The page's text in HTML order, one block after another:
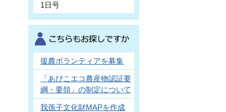
1日号
援農ボランティアを募集
「あびこエコ農産物認証要
綱・要領」の制定について
我孫子文化財MAPを作成